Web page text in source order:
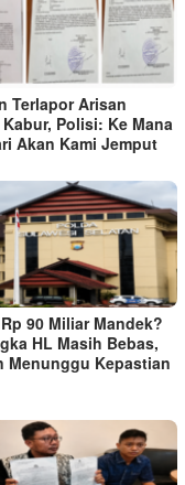
Terlapor Arisan
Polisi: Ke Mana
Akan Kami Jemput
90 Miliar Mandek?
HL Masih Bebas,
Menunggu Kepastian